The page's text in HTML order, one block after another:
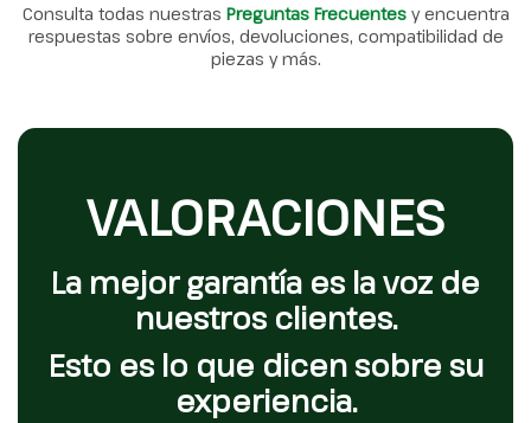
Consulta todas nuestras Preguntas Frecuentes y encuentra
respuestas sobre envíos, devoluciones, compatibilidad de
piezas y más.
VALORACIONES
La mejor garantía es la voz de
nuestros clientes.
Esto es lo que dicen sobre su
experiencia.